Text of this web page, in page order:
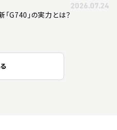
2026.07.24
「G740」の実力とは？